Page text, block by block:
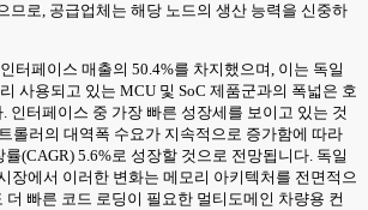
므로, 공급업체는 해당 노드의 생산 능력을 신중하
터페이스 매출의 50.4%를 차지했으며, 이는 독일
사용되고 있는 MCU 및 SoC 제품군과의 폭넓은 호
인터페이스 중 가장 빠른 성장세를 보이고 있는 것
롤러의 대역폭 수요가 지속적으로 증가함에 따라
(CAGR) 5.6%로 성장할 것으로 전망됩니다. 독일
장에서 이러한 변화는 메모리 아키텍처를 전면적으
더 빠른 코드 로딩이 필요한 멀티도메인 차량용 컨